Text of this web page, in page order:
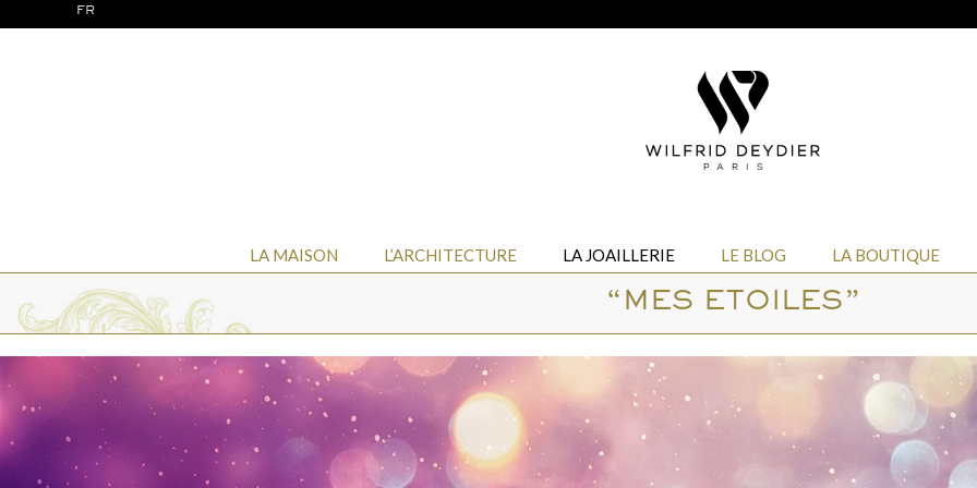
FR
LA MAISON L’ARCHITECTURE LA JOAILLERIE LE BLOG LA BOUTIQUE
“MES ETOILES”